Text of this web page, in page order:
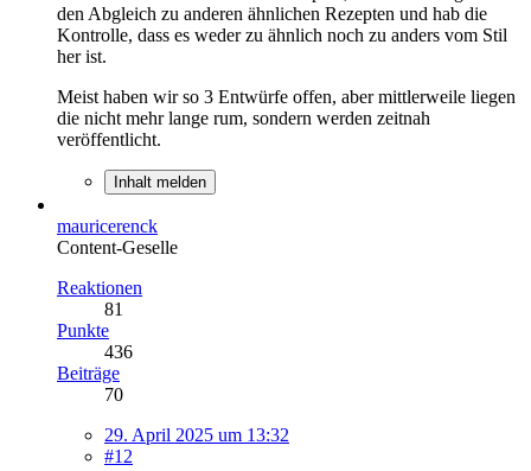
den Abgleich zu anderen ähnlichen Rezepten und hab die
Kontrolle, dass es weder zu ähnlich noch zu anders vom Stil
her ist.
Meist haben wir so 3 Entwürfe offen, aber mittlerweile liegen
die nicht mehr lange rum, sondern werden zeitnah
veröffentlicht.
Inhalt melden
mauricerenck
Content-Geselle
Reaktionen
81
Punkte
436
Beiträge
70
29. April 2025 um 13:32
#12